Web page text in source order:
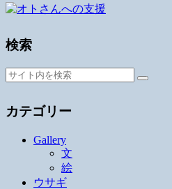
検索
カテゴリー
Gallery
文
絵
ウサギ